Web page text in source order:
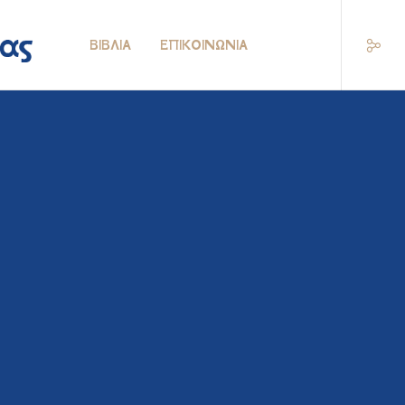
ΒΙΒΛΊΑ ΕΠΙΚΟΙΝΩΝΊΑ